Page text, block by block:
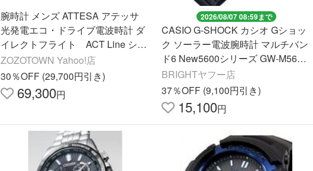
腕時計 メンズ ATTESA アテッサ
光発電エコ・ドライブ電波時計 ダ
イレクトフライト ACT Line シル
バー メンズ
ZOZOTOWN Yahoo!店
30％OFF (29,700円引き)
69,300円
2026/08/07 08:59まで
CASIO G-SHOCK カシオ Gショッ
ク ソーラー電波腕時計 マルチバン
ド6 New5600シリーズ GW-M5610
U-1 海外モデル
BRIGHTヤフー店
37％OFF (9,100円引き)
15,100円